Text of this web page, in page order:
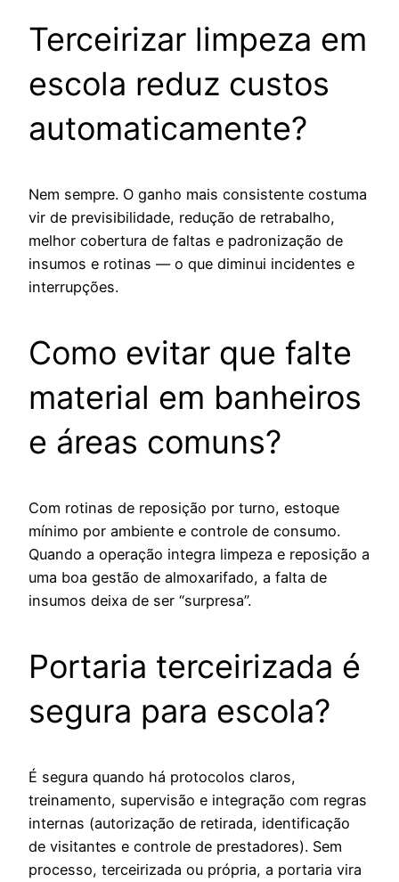
Terceirizar limpeza em
escola reduz custos
automaticamente?
Nem sempre. O ganho mais consistente costuma
vir de previsibilidade, redução de retrabalho,
melhor cobertura de faltas e padronização de
insumos e rotinas — o que diminui incidentes e
interrupções.
Como evitar que falte
material em banheiros
e áreas comuns?
Com rotinas de reposição por turno, estoque
mínimo por ambiente e controle de consumo.
Quando a operação integra limpeza e reposição a
uma boa gestão de almoxarifado, a falta de
insumos deixa de ser “surpresa”.
Portaria terceirizada é
segura para escola?
É segura quando há protocolos claros,
treinamento, supervisão e integração com regras
internas (autorização de retirada, identificação
de visitantes e controle de prestadores). Sem
processo, terceirizada ou própria, a portaria vira